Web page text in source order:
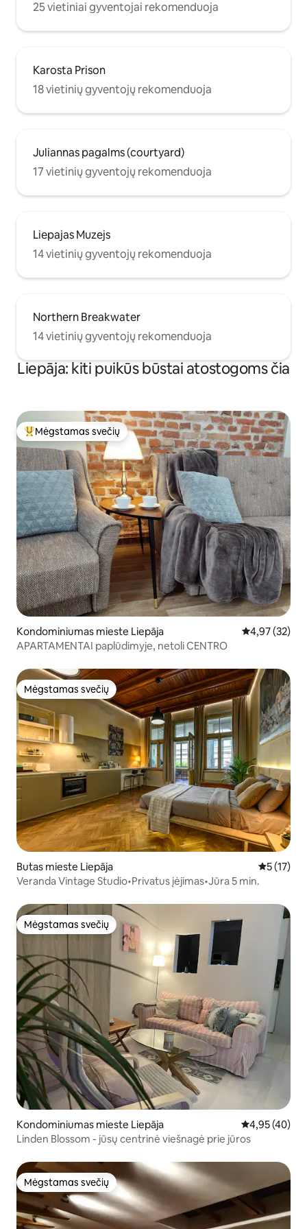
25 vietiniai gyventojai rekomenduoja
Karosta Prison
18 vietinių gyventojų rekomenduoja
Juliannas pagalms (courtyard)
17 vietinių gyventojų rekomenduoja
Liepajas Muzejs
14 vietinių gyventojų rekomenduoja
Northern Breakwater
14 vietinių gyventojų rekomenduoja
Liepāja: kiti puikūs būstai atostogoms čia
Svečių mėgstamiausias
Mėgstamas svečių
Kondominiumas mieste Liepāja Vidutinis
4,97 (32)
APARTAMENTAI paplūdimyje, netoli CENTRO
Mėgstamas svečių
Mėgstamas svečių
Butas mieste Liepāja Vidutinis
5 (17)
Veranda Vintage Studio•Privatus įėjimas•Jūra 5 min.
Mėgstamas svečių
Mėgstamas svečių
Kondominiumas mieste Liepāja Vidutinis
4,95 (40)
Linden Blossom - jūsų centrinė viešnagė prie jūros
Mėgstamas svečių
Mėgstamas svečių